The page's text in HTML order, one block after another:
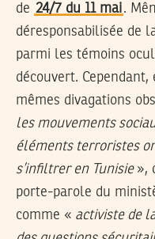
de 24/7 du 11 mai.
déresponsabilisée de
parmi les témoins
découvert.
mêmes divagations
les mouvements
éléments terroristes
s’infiltrer en Tunisie »,
porte-parole du
comme « activiste de